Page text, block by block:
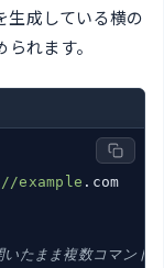
生成している横の
れます。
//example .com
たまま複数コマンド